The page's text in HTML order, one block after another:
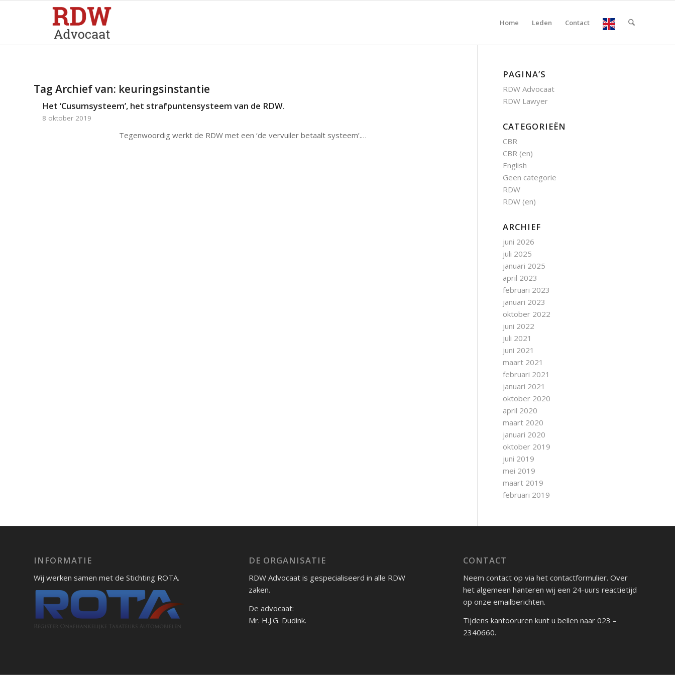
Home Leden Contact
Tag Archief van: keuringsinstantie
Het ‘Cusumsysteem’, het strafpuntensysteem van de RDW.
8 oktober 2019
Tegenwoordig werkt de RDW met een ‘de vervuiler betaalt systeem’.…
PAGINA’S
RDW Advocaat
RDW Lawyer
CATEGORIEËN
CBR
CBR (en)
English
Geen categorie
RDW
RDW (en)
ARCHIEF
juni 2026
juli 2025
januari 2025
april 2023
februari 2023
januari 2023
oktober 2022
juni 2022
juli 2021
juni 2021
maart 2021
februari 2021
januari 2021
oktober 2020
april 2020
maart 2020
januari 2020
oktober 2019
juni 2019
mei 2019
maart 2019
februari 2019
INFORMATIE
Wij werken samen met de Stichting ROTA.
DE ORGANISATIE
RDW Advocaat is gespecialiseerd in alle RDW
zaken.
De advocaat:
Mr. H.J.G. Dudink.
CONTACT
Neem contact op via het contactformulier. Over
het algemeen hanteren wij een 24-uurs reactietijd
op onze emailberichten.
Tijdens kantooruren kunt u bellen naar 023 –
2340660.